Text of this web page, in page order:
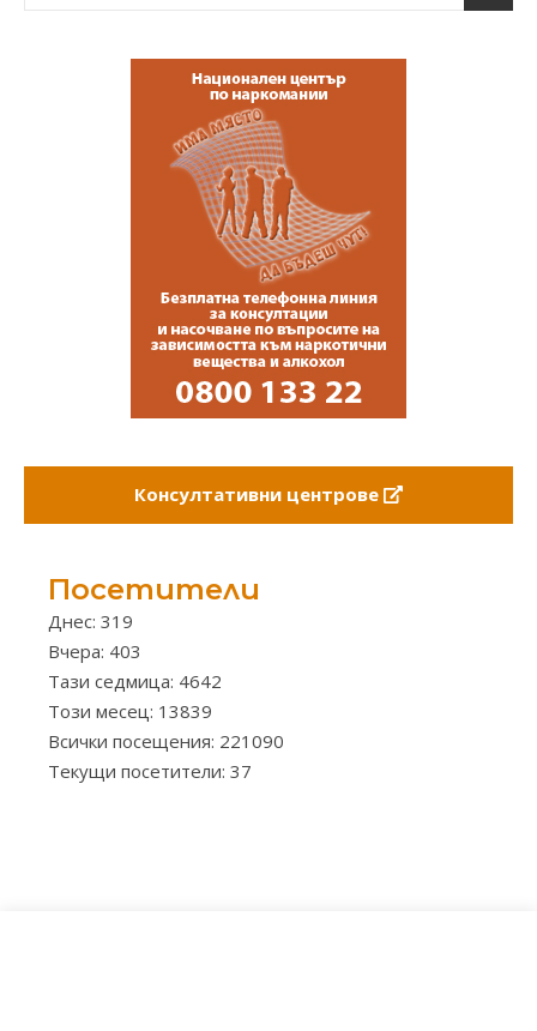
Консултативни центрове
Посетители
Днес: 319
Вчера: 403
Тази седмица: 4642
Този месец: 13839
Всички посещения: 221090
Текущи посетители: 37